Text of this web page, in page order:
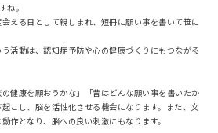
お問い合わせ
ね。
える日として親しまれ、短冊に願い事を書いて笹に
活動は、認知症予防や心の健康づくりにもつながる
の健康を願おうかな」「昔はどんな願い事を書いたか
こし、脳を活性化させる機会になります。また、文
作となり、脳への良い刺激にもなります。